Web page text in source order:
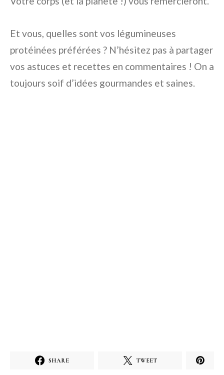
Et vous, quelles sont vos légumineuses
protéinées préférées ? N’hésitez pas à partager
vos astuces et recettes en commentaires ! On a
toujours soif d’idées gourmandes et saines.
SHARE TWEET